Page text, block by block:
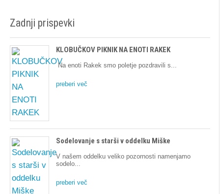
Zadnji prispevki
KLOBUČKOV PIKNIK NA ENOTI RAKEK
Na enoti Rakek smo poletje pozdravili s
preberi več
Sodelovanje s starši v oddelku Miške
V našem oddelku veliko pozornosti namenjamo
sodelo
preberi več